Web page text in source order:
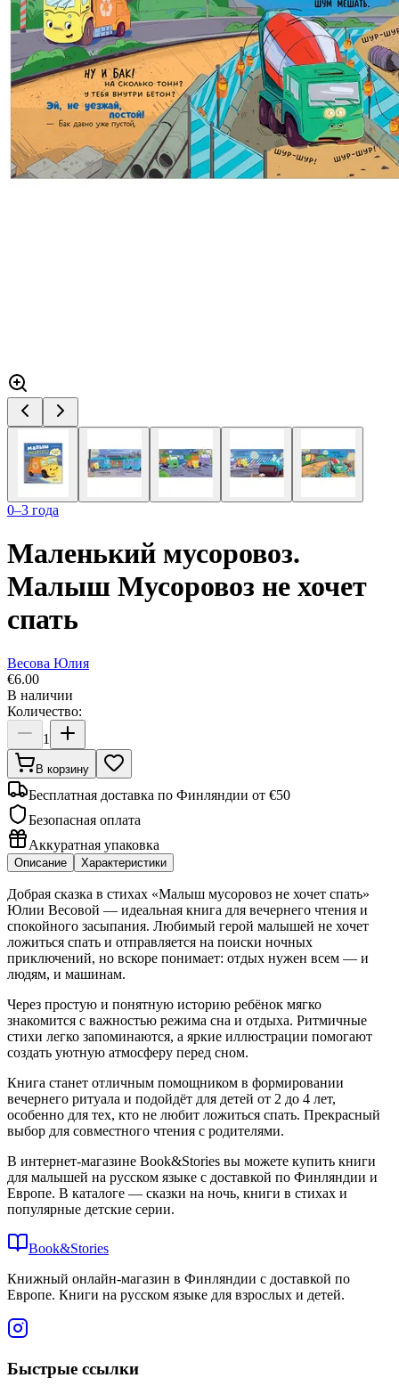
0–3 года
Маленький мусоровоз.
Малыш Мусоровоз не хочет
спать
Весова Юлия
€6.00
В наличии
Количество:
1
В корзину
Бесплатная доставка по Финляндии от €50
Безопасная оплата
Аккуратная упаковка
Описание Характеристики
Добрая сказка в стихах «Малыш мусоровоз не хочет спать»
Юлии Весовой — идеальная книга для вечернего чтения и
спокойного засыпания. Любимый герой малышей не хочет
ложиться спать и отправляется на поиски ночных
приключений, но вскоре понимает: отдых нужен всем — и
людям, и машинам.
Через простую и понятную историю ребёнок мягко
знакомится с важностью режима сна и отдыха. Ритмичные
стихи легко запоминаются, а яркие иллюстрации помогают
создать уютную атмосферу перед сном.
Книга станет отличным помощником в формировании
вечернего ритуала и подойдёт для детей от 2 до 4 лет,
особенно для тех, кто не любит ложиться спать. Прекрасный
выбор для совместного чтения с родителями.
В интернет-магазине Book&Stories вы можете купить книги
для малышей на русском языке с доставкой по Финляндии и
Европе. В каталоге — сказки на ночь, книги в стихах и
популярные детские серии.
Book&Stories
Книжный онлайн-магазин в Финляндии с доставкой по
Европе. Книги на русском языке для взрослых и детей.
Быстрые ссылки